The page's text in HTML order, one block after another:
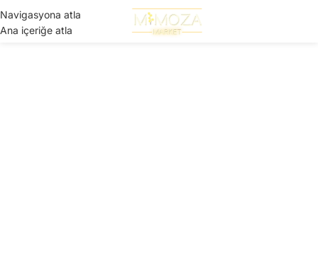
Navigasyona atla
Ana içeriğe atla
Menü